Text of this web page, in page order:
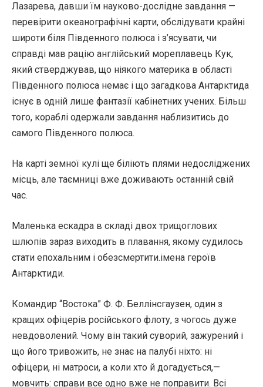
Лазарева, давши їм науково-дослідне завдання —
перевірити океанографічні карти, обслідувати крайні
широти біля Південного полюса і з’ясувати, чи
справді мав рацію англійський мореплавець Кук,
який стверджував, що ніякого материка в області
Південного полюса немає і що загадкова Антарктида
існує в одній лише фантазії кабінетних учених. Більш
того, кораблі одержали завдання наблизитись до
самого Південного полюса.
На карті земної кулі ще біліють плями недосліджених
місць, але таємниці вже доживають останній свій
час.
Маленька ескадра в складі двох трищоглових
шлюпів зараз виходить в плавання, якому судилось
стати епохальним і обезсмертити.імена героїв
Антарктиди.
Командир “Востока” Ф. Ф. Беллінсгаузен, один з
кращих офіцерів російського флоту, з чогось дуже
невдоволений. Чому він такий суворий, зажурений і
що його тривожить, не знає на палубі ніхто: ні
офіцери, ні матроси, а коли хто й догадується,—
мовчить: справи все одно вже не поправити. Всі